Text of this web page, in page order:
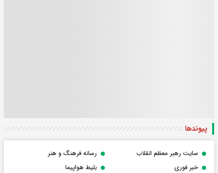
پیوندها
سایت رهبر معظم انقلاب
رسانه فرهنگ و هنر
خبر فوری
بلیط هواپیما